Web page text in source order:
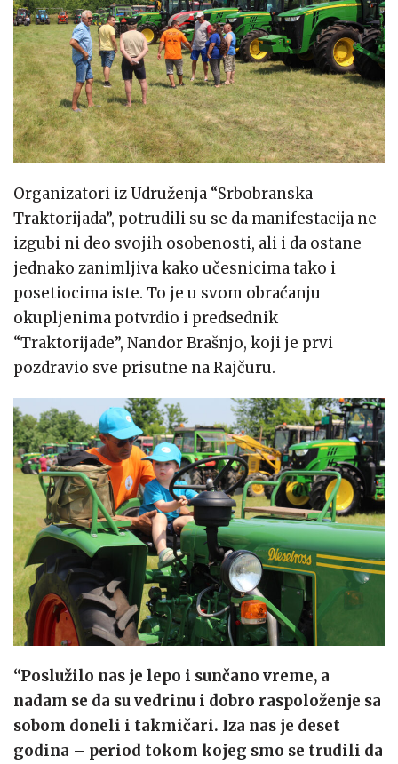
Organizatori iz Udruženja “Srbobranska
Traktorijada”, potrudili su se da manifestacija ne
izgubi ni deo svojih osobenosti, ali i da ostane
jednako zanimljiva kako učesnicima tako i
posetiocima iste. To je u svom obraćanju
okupljenima potvrdio i predsednik
“Traktorijade”, Nandor Brašnjo, koji je prvi
pozdravio sve prisutne na Rajčuru.
“Poslužilo nas je lepo i sunčano vreme, a
nadam se da su vedrinu i dobro raspoloženje sa
sobom doneli i takmičari. Iza nas je deset
godina – period tokom kojeg smo se trudili da